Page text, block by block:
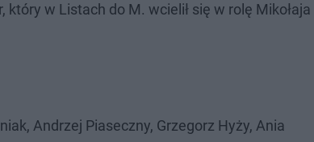
w Listach do M. wcielił się w rolę Mikołaja
Andrzej Piaseczny, Grzegorz Hyży, Ania